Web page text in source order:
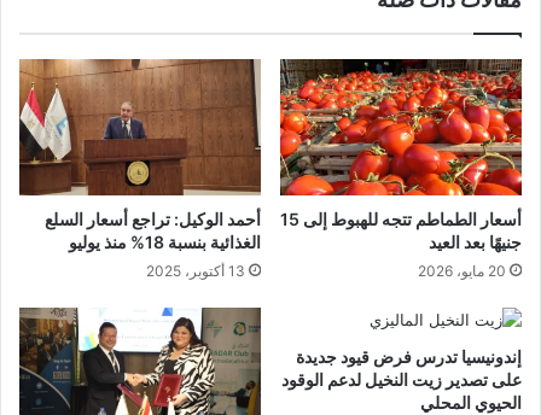
أسعار الطماطم تتجه للهبوط إلى 15
جنيهًا بعد العيد
20 مايو، 2026
أحمد الوكيل: تراجع أسعار السلع
الغذائية بنسبة 18% منذ يوليو
13 أكتوبر، 2025
إندونيسيا تدرس فرض قيود جديدة
على تصدير زيت النخيل لدعم الوقود
الحيوي المحلي